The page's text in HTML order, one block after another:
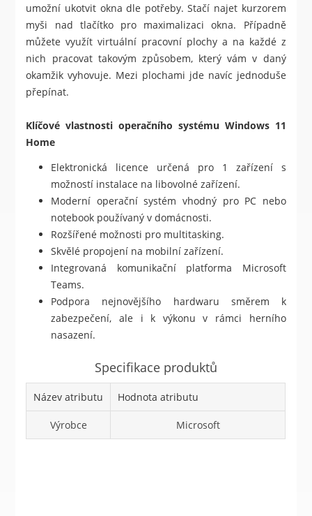
umožní ukotvit okna dle potřeby. Stačí najet kurzorem
myši nad tlačítko pro maximalizaci okna. Případně
můžete využít virtuální pracovní plochy a na každé z
nich pracovat takovým způsobem, který vám v daný
okamžik vyhovuje. Mezi plochami jde navíc jednoduše
přepínat.
Klíčové vlastnosti operačního systému Windows 11
Home
Elektronická licence určená pro 1 zařízení s
možností instalace na libovolné zařízení.
Moderní operační systém vhodný pro PC nebo
notebook používaný v domácnosti.
Rozšířené možnosti pro multitasking.
Skvělé propojení na mobilní zařízení.
Integrovaná komunikační platforma Microsoft
Teams.
Podpora nejnovějšího hardwaru směrem k
zabezpečení, ale i k výkonu v rámci herního
nasazení.
Specifikace produktů
Název atributu Hodnota atributu
Výrobce Microsoft